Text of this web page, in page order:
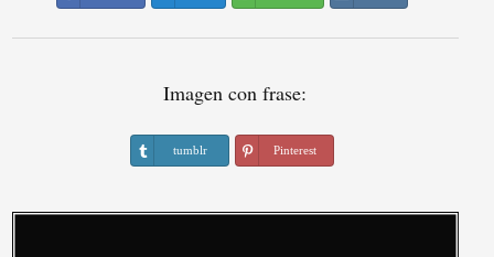
Imagen con frase:
tumblr Pinterest